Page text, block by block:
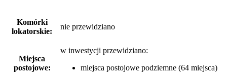
Komórki
lokatorskie:
nie przewidziano
Miejsca
postojowe:
w inwestycji przewidziano:
miejsca postojowe podziemne (64 miejsca)